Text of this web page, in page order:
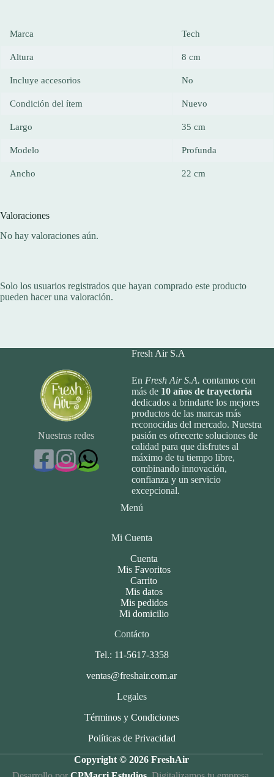
Marca Tech
Altura 8 cm
Incluye accesorios No
Condición del ítem Nuevo
Largo 35 cm
Modelo Profunda
Ancho 22 cm
Valoraciones
No hay valoraciones aún.
Solo los usuarios registrados que hayan comprado este producto
pueden hacer una valoración.
Nuestras redes
Fresh Air S.A
En Fresh Air S.A. contamos con
más de 10 años de trayectoria
dedicados a brindarte los mejores
productos de las marcas más
reconocidas del mercado. Nuestra
pasión es ofrecerte soluciones de
calidad para que disfrutes al
máximo de tu tiempo libre,
combinando innovación,
confianza y un servicio
excepcional.
Menú
Mi Cuenta
Cuenta
Mis Favoritos
Carrito
Mis datos
Mis pedidos
Mi domicilio
Contácto
Tel.: 11-5617-3358
ventas@freshair.com.ar
Legales
Términos y Condiciones
Políticas de Privacidad
Copyright © 2026 FreshAir